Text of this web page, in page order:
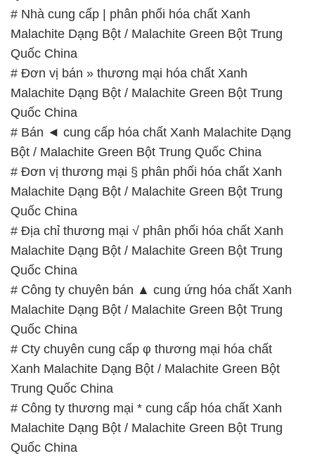
# Nhà cung cấp | phân phối hóa chất Xanh
Malachite Dạng Bột / Malachite Green Bột Trung
Quốc China
# Đơn vị bán » thương mại hóa chất Xanh
Malachite Dạng Bột / Malachite Green Bột Trung
Quốc China
# Bán ◄ cung cấp hóa chất Xanh Malachite Dạng
Bột / Malachite Green Bột Trung Quốc China
# Đơn vị thương mại § phân phối hóa chất Xanh
Malachite Dạng Bột / Malachite Green Bột Trung
Quốc China
# Địa chỉ thương mại √ phân phối hóa chất Xanh
Malachite Dạng Bột / Malachite Green Bột Trung
Quốc China
# Công ty chuyên bán ▲ cung ứng hóa chất Xanh
Malachite Dạng Bột / Malachite Green Bột Trung
Quốc China
# Cty chuyên cung cấp φ thương mại hóa chất
Xanh Malachite Dạng Bột / Malachite Green Bột
Trung Quốc China
# Công ty thương mại * cung cấp hóa chất Xanh
Malachite Dạng Bột / Malachite Green Bột Trung
Quốc China